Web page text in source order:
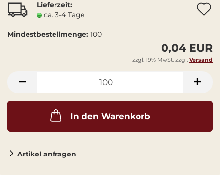
Lieferzeit:
ca. 3-4 Tage
Mindestbestellmenge: 100
0,04 EUR
zzgl. 19% MwSt. zzgl. Versand
In den Warenkorb
Artikel anfragen